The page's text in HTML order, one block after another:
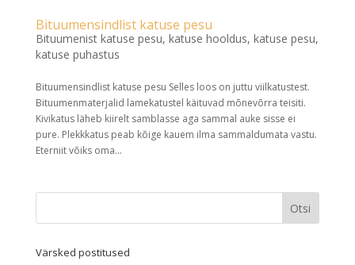
Bituumensindlist katuse pesu
Bituumenist katuse pesu, katuse hooldus, katuse pesu,
katuse puhastus
Bituumensindlist katuse pesu Selles loos on juttu viilkatustest.
Bituumenmaterjalid lamekatustel käituvad mõnevõrra teisiti.
Kivikatus läheb kiirelt samblasse aga sammal auke sisse ei
pure. Plekkkatus peab kõige kauem ilma sammaldumata vastu.
Eterniit võiks oma...
Värsked postitused